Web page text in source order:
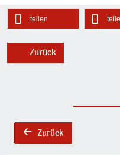
teilen
Zurück
backZurück